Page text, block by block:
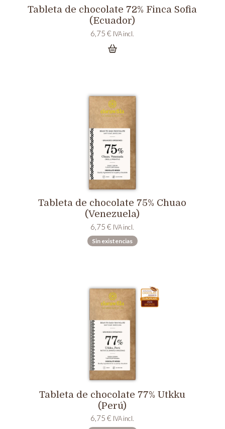
Tableta de chocolate 72% Finca Sofia
(Ecuador)
6,75€ IVA incl.
Tableta de chocolate 75% Chuao
(Venezuela)
6,75€ IVA incl.
Sin existencias
Tableta de chocolate 77% Utkku
(Perú)
6,75€ IVA incl.